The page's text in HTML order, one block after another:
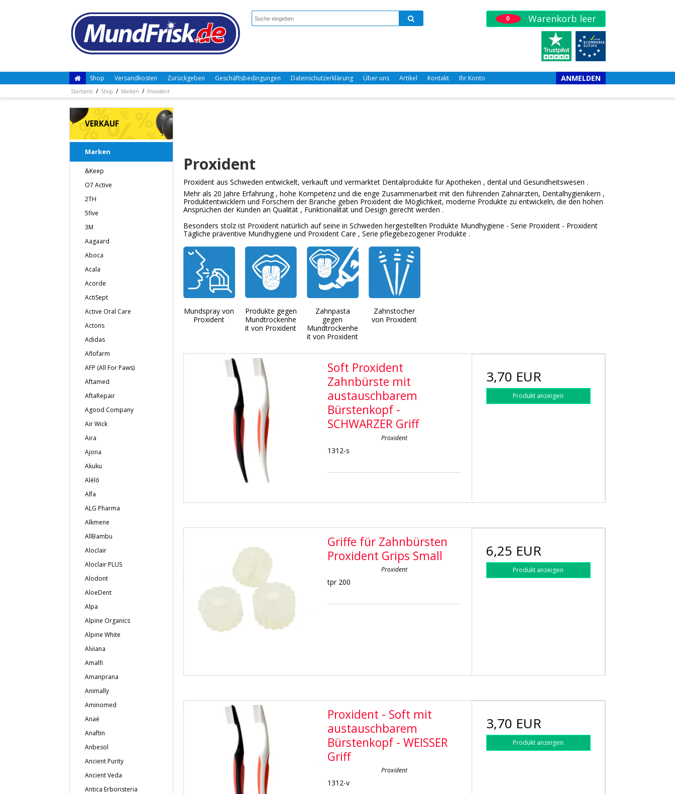
0 Warenkorb leer
Shop Versandkosten Zurückgeben Geschäftsbedingungen Datenschutzerklärung Über uns Artikel Kontakt Ihr Konto ANMELDEN
Startseite / Shop / Marken / Proxident
VERKAUF
Marken
&Keep
O7 Active
2TH
5five
3M
Aagaard
Aboca
Acala
Acorde
ActiSept
Active Oral Care
Actons
Adidas
Aflofarm
AFP (All For Paws)
Aftamed
AftaRepair
Agood Company
Air Wick
Aira
Ajona
Akuku
Aléló
Alfa
ALG Pharma
Alkmene
AllBambu
Aloclair
Aloclair PLUS
Alodont
AloeDent
Alpa
Alpine Organics
Alpine White
Alviana
Amalfi
Amanprana
Animally
Aminomed
Anaé
Anaftin
Anbesol
Ancient Purity
Ancient Veda
Antica Erboristeria
Proxident
Proxident aus Schweden entwickelt, verkauft und vermarktet Dentalprodukte für Apotheken , dental und Gesundheitswesen .
Mehr als 20 Jahre Erfahrung , hohe Kompetenz und die enge Zusammenarbeit mitden führenden Zahnärzten, Dentalhygienikern ,
Produktentwicklern und Forschern der Branche geben Proxident die Möglichkeit, moderne Produkte zu entwickeln, die den hohen
Ansprüchen der Kunden an Qualität , Funktionalität und Design gerecht werden .
Besonders stolz ist Proxident natürlich aufseine in Schweden hergestellten Produkte Mundhygiene - Serie Proxident - Proxident
Tägliche präventive Mundhygiene und Proxident Care , Serie pflegebezogener Produkte .
Mundspray von
Proxident
Produkte gegen
Mundtrockenhe
it von Proxident
Zahnpasta
gegen
Mundtrockenhe
it von Proxident
Zahnstocher
von Proxident
Soft Proxident
Zahnbürste mit
austauschbarem
Bürstenkopf -
SCHWARZER Griff
Proxident
1312-s
3,70 EUR
Produkt anzeigen
Griffe für Zahnbürsten
Proxident Grips Small
Proxident
tpr 200
6,25 EUR
Produkt anzeigen
Proxident - Soft mit
austauschbarem
Bürstenkopf - WEISSER
Griff
Proxident
1312-v
3,70 EUR
Produkt anzeigen